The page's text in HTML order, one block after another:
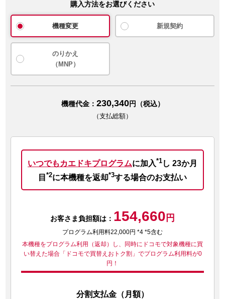
購入方法をお選びください
機種変更 新規契約
のりかえ
（MNP）
機種代金： 230,340円（税込）
（支払総額）
いつでもカエドキプログラムに加入*1 し 23か月
目 *2に本機種を返却*3する場合のお支払い
お客さま負担額は： 154,660 円
プログラム利用料22,000円 *4 *5含む
本機種をプログラム利用（返却）し、同時にドコモで対象機種に買
い替えた場合「ドコモで買替えおトク割」でプログラム利用料が0
円！
分割支払金（月額）